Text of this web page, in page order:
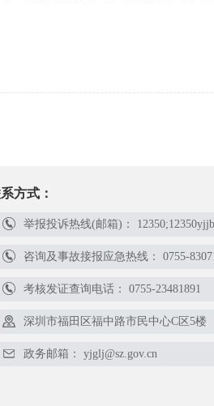
方式：
举报投诉热线(邮箱)：
咨询及事故接报应急热线： 0755-
考核发证查询电话： 0755-23481891
深圳市福田区福中路市民中心C区5楼
政务邮箱： yjglj@sz.gov.cn